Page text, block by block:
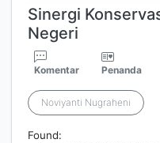
Sinergi
Negeri
Komentar Penanda
Noviyanti Nugraheni
Found: